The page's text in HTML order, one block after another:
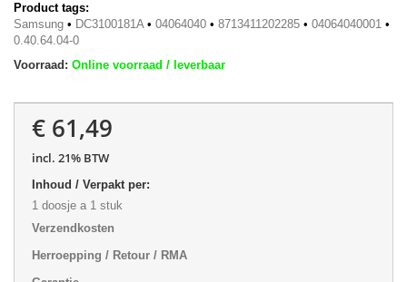
Product tags:
Samsung • DC3100181A• 04064040 • 8713411202285 • 04064040001 •
0.40.64.04-0
Voorraad: Online voorraad / leverbaar
€ 61,49
incl. 21% BTW
Inhoud / Verpakt per:
1 doosje a 1 stuk
Verzendkosten
Herroepping / Retour / RMA